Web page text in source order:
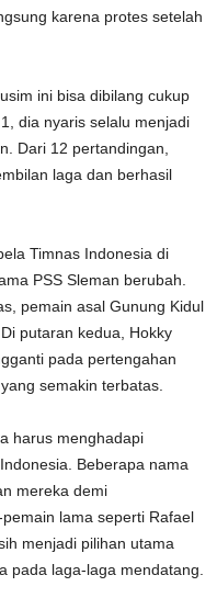
karena protes setelah
ini bisa dibilang cukup
dia nyaris selalu menjadi
Dari 12 pertandingan,
laga dan berhasil
Timnas Indonesia di
PSS Sleman berubah.
pemain asal Gunung Kidul
putaran kedua, Hokky
pada pertengahan
semakin terbatas.
harus menghadapi
Beberapa nama
mereka demi
lama seperti Rafael
menjadi pilihan utama
pada laga-laga mendatang.